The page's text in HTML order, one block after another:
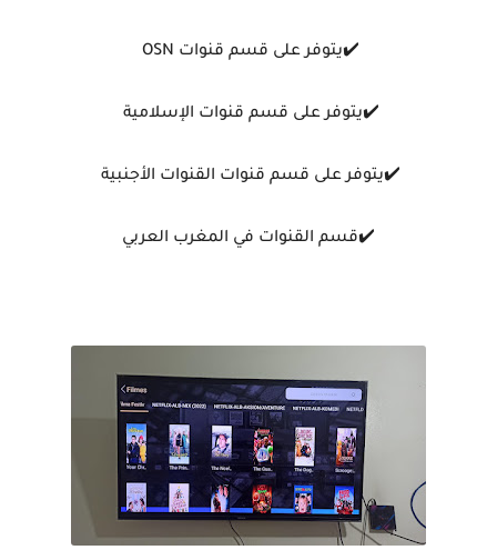
✔️يتوفر على قسم قنوات OSN
✔️يتوفر على قسم قنوات الإسلامية
✔️يتوفر على قسم قنوات القنوات الأجنبية
✔️قسم القنوات في المغرب العربي